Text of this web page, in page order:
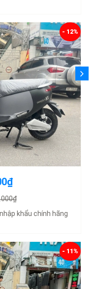
- 12%
khẩu chính hãng
- 11%